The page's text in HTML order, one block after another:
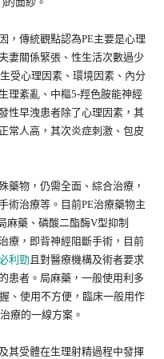
，傳統觀點認為PE主要是心理
妻關係緊張、性生活次數過少
受心理因素、環境因素、內分
理紊亂、中樞5-羥色胺能神經
性早洩患者除了心理因素，其
常人高，其次炎症刺激、包皮
藥物，仍需全面、綜合治療，
術治療等。目前PE治療藥物主
麻藥、磷酸二酯酶V型抑制
療，即背神經阻斷手術，目前
利勁 且對醫療機構及術者要求
患者。局麻藥，一般使用利多
、使用不方便，臨床一般用作
療的一線方案。
其受體在生理射精過程中發揮